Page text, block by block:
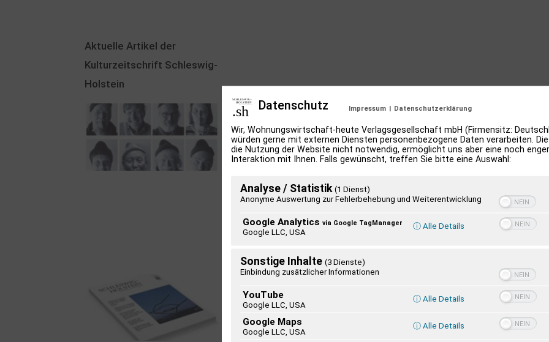
Aktuelle Artikel der
Kulturzeitschrift Schleswig-
Holstein
Datenschutz Impressum | Datenschutzerklärung
Wir, Wohnungswirtschaft-heute Verlagsgesellschaft mbH (Firmensitz:
würden gerne mit externen Diensten personenbezogene Daten verarbeiten.
die Nutzung der Website nicht notwendig, ermöglicht uns aber eine noch
Interaktion mit Ihnen. Falls gewünscht, treffen Sie bitte eine Auswahl:
Analyse / Statistik (1 Dienst)
Anonyme Auswertung zur Fehlerbehebung und Weiterentwicklung
Google Analytics via Google TagManager
Google LLC, USA
ⓘ Alle Details
Sonstige Inhalte (3 Dienste)
Einbindung zusätzlicher Informationen
YouTube
Google LLC, USA
ⓘ Alle Details
Google Maps
Google LLC, USA
ⓘ Alle Details